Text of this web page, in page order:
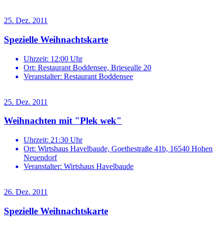
25. Dez. 2011
Spezielle Weihnachtskarte
Uhrzeit: 12:00 Uhr
Ort: Restaurant Boddensee, Briesealle 20
Veranstalter: Restaurant Boddensee
25. Dez. 2011
Weihnachten mit "Plek wek"
Uhrzeit: 21:30 Uhr
Ort: Wirtshaus Havelbaude, Goethestraße 41b, 16540 Hohen
Neuendorf
Veranstalter: Wirtshaus Havelbaude
26. Dez. 2011
Spezielle Weihnachtskarte